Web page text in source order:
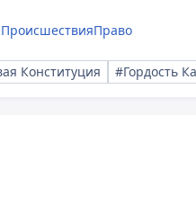
ПроисшествияПраво
Конституция #Гордость